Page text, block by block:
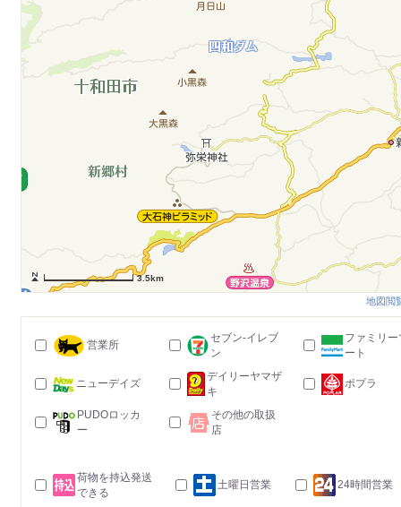
3.5km
地図閲
営業所
セブン-イレブ
ン
ファミリー
ート
ニューデイズ
デイリーヤマザ
キ
ポプラ
PUDOロッカ
ー
その他の取扱
店
荷物を持込発送
できる
土曜日営業 24時間営業